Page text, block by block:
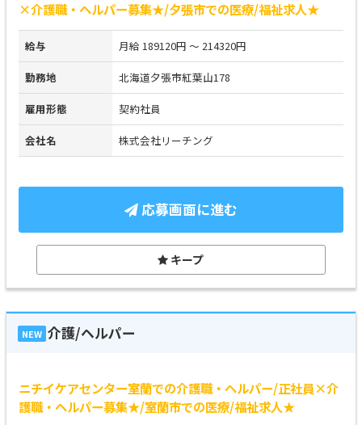
×介護職・ヘルパー募集★/夕張市での医療/福祉求人★
給与 月給 189120円 ～ 214320円
勤務地 北海道夕張市紅葉山178
雇用形態 契約社員
会社名 株式会社リーチング
応募画面に進む
キープ
NEW 介護/ヘルパー
ニチイケアセンター室蘭での介護職・ヘルパー/正社員×介
護職・ヘルパー募集★/室蘭市での医療/福祉求人★